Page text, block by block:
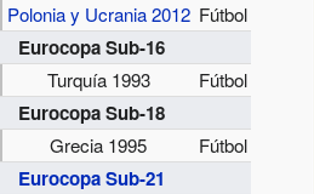
Polonia y Ucrania 2012 Fútbol
Eurocopa Sub-16
Turquía 1993 Fútbol
Eurocopa Sub-18
Grecia 1995 Fútbol
Eurocopa Sub-21